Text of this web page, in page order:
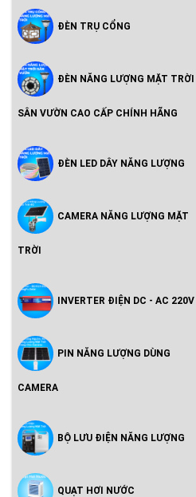
Vườn Cao Cấp Chính Hãng
Hoàng Quốc Bảo - Độ Sáng Cao,
ĐÈN TRỤ CỔNG
ĐÈN NĂNG LƯỢNG MẶT TRỜI
SÂN VƯỜN CAO CẤP CHÍNH HÃNG
ĐÈN LED DÂY NĂNG LƯỢNG
CAMERA NĂNG LƯỢNG MẶT
TRỜI
INVERTER ĐIỆN DC - AC 220V
PIN NĂNG LƯỢNG DÙNG
CAMERA
BỘ LƯU ĐIỆN NĂNG LƯỢNG
QUẠT HƠI NƯỚC